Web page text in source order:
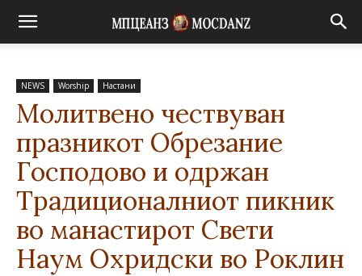
NEWS Worship Настани
Молитвено чествуван
празникот Обрезание
Господово и одржан
Традиционалниот пикник
во манастирот Свети
Наум Охридски во Роклин